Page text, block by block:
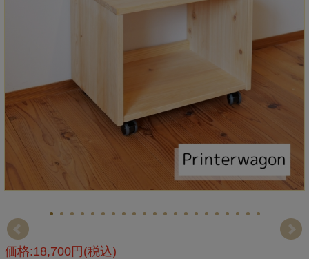
価格:18,700円(税込)